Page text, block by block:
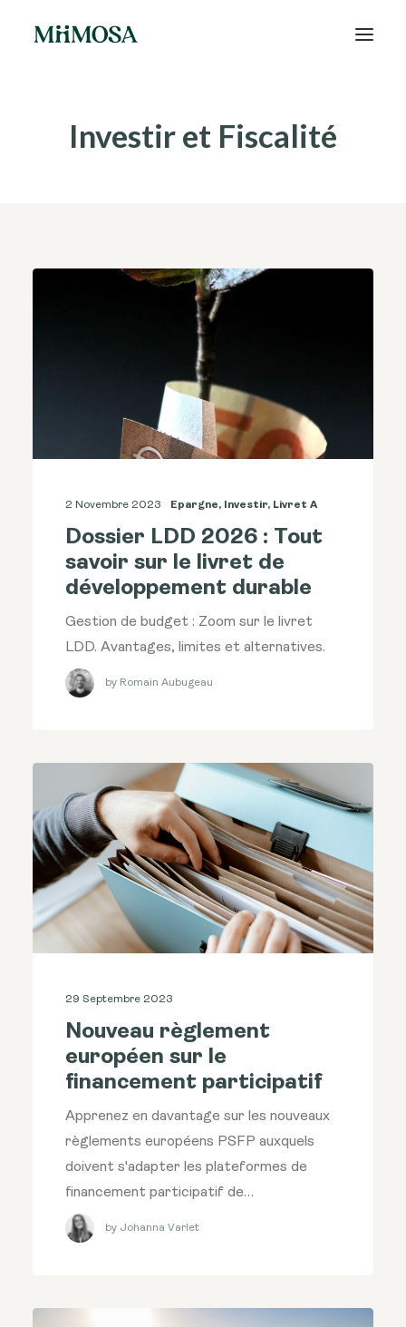
Investir et Fiscalité
2 Novembre 2023 Epargne, Investir, Livret A
Dossier LDD 2026 : Tout
savoir sur le livret de
développement durable
Gestion de budget : Zoom sur le livret
LDD. Avantages, limites et alternatives.
by Romain Aubugeau
29 Septembre 2023
Nouveau règlement
européen sur le
financement participatif
Apprenez en davantage sur les nouveaux
règlements européens PSFP auxquels
doivent s'adapter les plateformes de
financement participatif de…
by Johanna Varlet